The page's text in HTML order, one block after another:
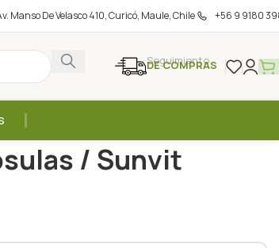
Manso De Velasco 410, Curicó, Maule, Chile +56 9 9180
Seguimiento
DE COMPRAS
/ Sunvit